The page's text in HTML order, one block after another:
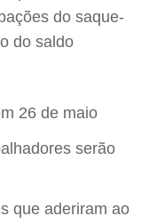
do saque-
do saldo
26 de maio
serão
que aderiram ao